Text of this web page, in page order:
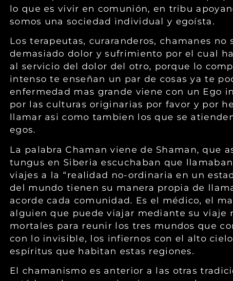
lo que es vivir en comunión, en tribu
somos una sociedad individual y egoísta.
Los terapeutas, curaranderos, chamanes
demasiado dolor y sufrimiento por el cual
al servicio del dolor del otro, porque lo
intenso te enseñan un par de cosas ya te
enfermedad mas grande viene con un Ego
por las culturas originarias por favor y por
llamar asi como tambien los que se
egos.
La palabra Chaman viene de Shaman, que
tungus en Siberia escuchaban que
viajes a la “realidad no-ordinaria en un
del mundo tienen su manera propia de
acorde cada comunidad. Es el médico, el
alguien que puede viajar mediante su viaje
mortales para reunir los tres mundos que
con lo invisible, los infiernos con el alto
espíritus que habitan estas regiones.
El chamanismo es anterior a las otras